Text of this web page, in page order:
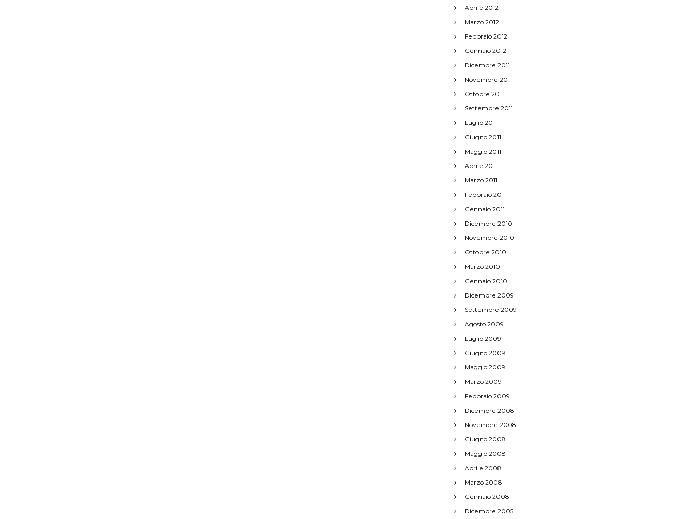
Aprile 2012
Marzo 2012
Febbraio 2012
Gennaio 2012
Dicembre 2011
Novembre 2011
Ottobre 2011
Settembre 2011
Luglio 2011
Giugno 2011
Maggio 2011
Aprile 2011
Marzo 2011
Febbraio 2011
Gennaio 2011
Dicembre 2010
Novembre 2010
Ottobre 2010
Marzo 2010
Gennaio 2010
Dicembre 2009
Settembre 2009
Agosto 2009
Luglio 2009
Giugno 2009
Maggio 2009
Marzo 2009
Febbraio 2009
Dicembre 2008
Novembre 2008
Giugno 2008
Maggio 2008
Aprile 2008
Marzo 2008
Gennaio 2008
Dicembre 2005